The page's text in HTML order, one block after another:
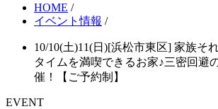
HOME /
イベント情報 /
10/10(土)11(日)[浜松市東区] 家族そ
タイムを満喫できるお家♪三密回避
催！【ご予約制】
EVENT